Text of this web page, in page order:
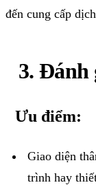
đến cung cấp
3. Đánh
Ưu điểm:
Giao diện
trình hay